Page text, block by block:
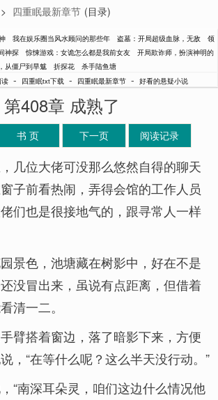
四重眠最新章节 (目录)
我在娱乐圈当风水顾问的那些年 盗墓：开局超级血脉，无敌
领
神探 惊悚游戏：女诡怎么都是我前女友
开局欺诈师，扮演神明的
从僵尸到旱魃 折探花
杀手陆鱼塘
读 - 四重眠txt下载 - 四重眠最新章节 - 好看的悬疑小说
第408章 成熟了
书 页 下一页 阅读记录
几位大佬可没那么悠然自得的聊天
子前看热闹，弄得会馆的工作人员
们也是很接地气的，跟寻常人一样
景色，池塘藏在树影中，好在不是
没冒出来，虽说有点距离，但借着
清一二。
臂搭着窗边，落了暗影下来，方便
，“在等什么呢？这么半天没行动。”
“南深耳朵灵，咱们这边什么情况他